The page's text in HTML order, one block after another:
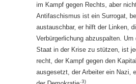
im Kampf gegen Rechts, aber
Antifaschismus ist ein Surrogat,
austauschbar, er hilft der Linken,
Verbürgerlichung abzuspalten. Um
Staat in der Krise zu stützen, ist
recht, der Kampf gegen den
ausgesetzt, der Arbeiter ein Nazi,
3)